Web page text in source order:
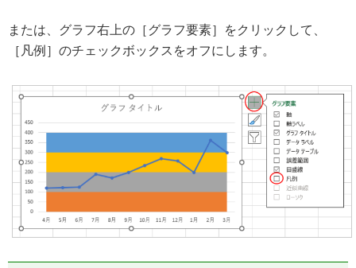
または、グラフ右上の［グラフ要素］をクリックして、
［凡例］のチェックボックスをオフにします。